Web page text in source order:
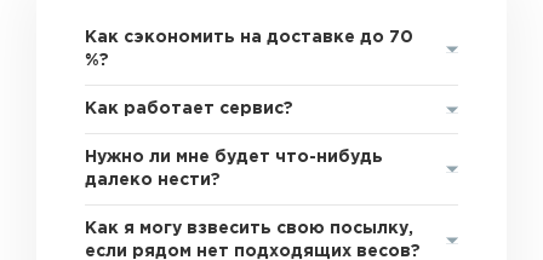
Как сэкономить на доставке до 70
%?
Как работает сервис?
Нужно ли мне будет что-нибудь
далеко нести?
Как я могу взвесить свою посылку,
если рядом нет подходящих весов?